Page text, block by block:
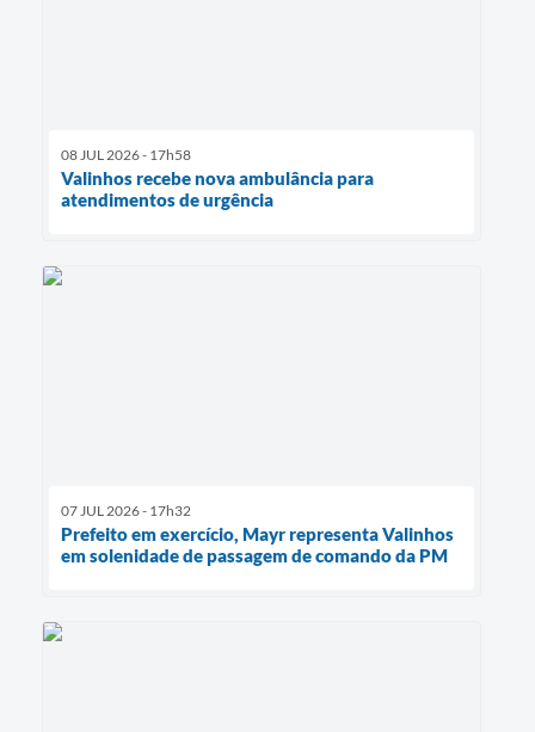
08 JUL 2026 - 17h58
Valinhos recebe nova ambulância para
atendimentos de urgência
07 JUL 2026 - 17h32
Prefeito em exercício, Mayr representa Valinhos
em solenidade de passagem de comando da PM